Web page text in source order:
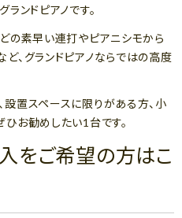
ンドピアノです。
の素早い連打やピアニシモから
、グランドピアノならではの高度
設置スペースに限りがある方、小
お勧めしたい1台です。
をご希望の方はこ